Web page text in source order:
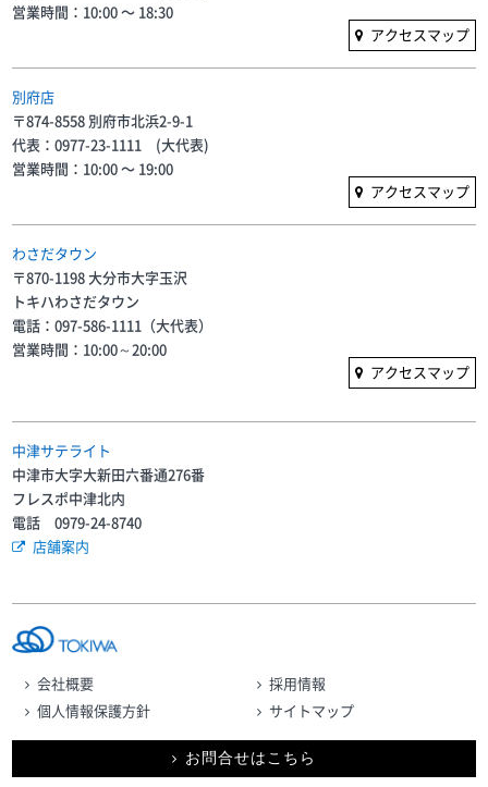
営業時間：10:00 〜 18:30
アクセスマップ
別府店
〒874-8558 別府市北浜2-9-1
代表：0977-23-1111 (大代表)
営業時間：10:00 〜 19:00
アクセスマップ
わさだタウン
〒870-1198 大分市大字玉沢
トキハわさだタウン
電話：097-586-1111（大代表）
営業時間：10:00～20:00
アクセスマップ
中津サテライト
中津市大字大新田六番通276番
フレスポ中津北内
電話 0979-24-8740
店舗案内
会社概要
採用情報
個人情報保護方針
サイトマップ
お問合せはこちら